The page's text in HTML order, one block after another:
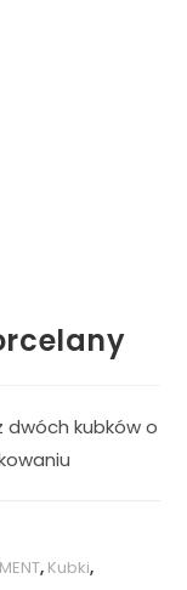
dwóch kubków o
, Kubki,